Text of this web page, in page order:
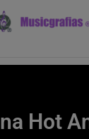
Hot